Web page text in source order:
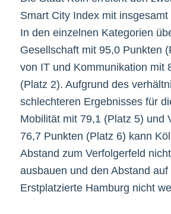
Smart City Index mit
In den einzelnen Kategorien
Gesellschaft mit 95,0 Punkten
von IT und Kommunikation mit
(Platz 2). Aufgrund des
schlechteren Ergebnisses für
Mobilität mit 79,1 (Platz 5) und
76,7 Punkten (Platz 6) kann
Abstand zum Verfolgerfeld
ausbauen und den Abstand auf
Erstplatzierte Hamburg nicht